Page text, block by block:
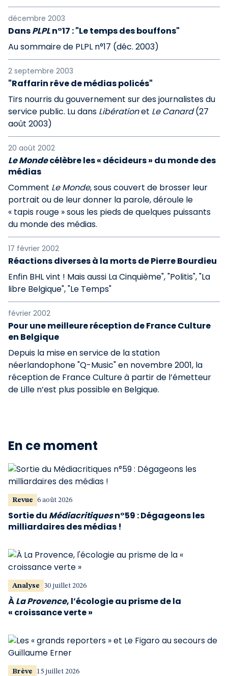
décembre 2003
DansPLPLn°17 : "Le temps des bouffons"
Au sommaire de PLPL n°17 (déc. 2003)
2 septembre 2003
"Raffarin rêve de médias policés"
Tirs nourris du gouvernement sur des journalistes du
service public. Lu dans Libérationet Le Canard(27
août 2003)
20 août 2002
Le Mondecélèbre les « décideurs » du monde des
médias
Comment Le Monde, sous couvert de brosser leur
portrait ou de leur donner la parole, déroule le
« tapis rouge » sous les pieds de quelques puissants
du monde des médias.
17 février 2002
Réactions diverses à la morts de Pierre Bourdieu
Enfin BHL vint ! Mais aussi La Cinquième", "Politis", "La
libre Belgique", "Le Temps"
février 2002
Pour une meilleure réception de France Culture
en Belgique
Depuis la mise en service de la station
néerlandophone "Q-Music" en novembre 2001, la
réception de France Culture à partir de l’émetteur
de Lille n’est plus possible en Belgique.
En ce moment
Revue 6 août 2026
Sortie du Médiacritiquesn°59 : Dégageons les
milliardaires des médias !
Analyse 30 juillet 2026
ÀLa Provence, l’écologie au prisme de la
« croissance verte »
Brève 15 juillet 2026